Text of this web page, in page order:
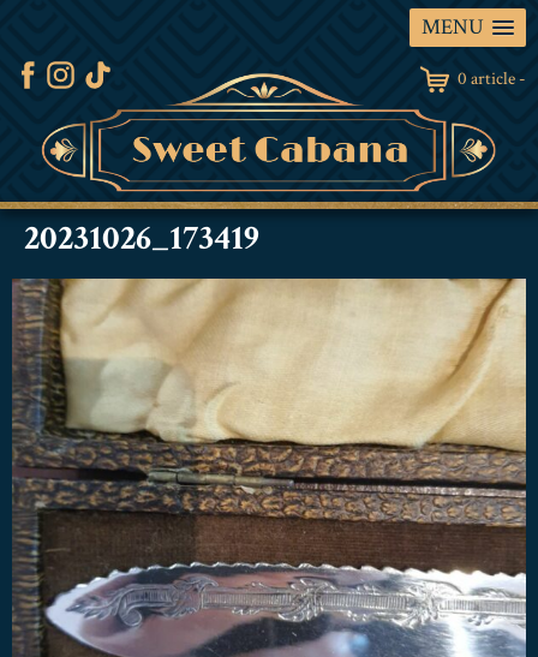
MENU
0 article -
20231026_173419